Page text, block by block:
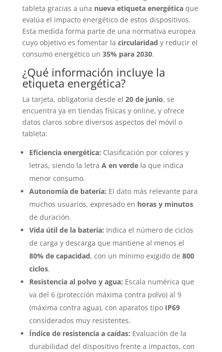
tableta gracias a una nueva etiqueta energéticaque
evalúa el impacto energético de estos dispositivos.
Esta medida forma parte de una normativa europea
cuyo objetivo es fomentar la circularidad y reducir el
consumo energético un 35% para 2030.
¿Qué información incluye la
etiqueta energética?
La tarjeta, obligatoria desde el 20 de junio, se
encuentra ya en tiendas físicas y online, y ofrece
datos claros sobre diversos aspectos del móvil o
tableta:
Eficiencia energética: Clasificación por colores y
letras, siendo la letra A en verdela que indica
menor consumo.
Autonomía de batería: El dato más relevante para
muchos usuarios, expresado en horas y minutos
de duración.
Vida útil de la batería: Indica el número de ciclos
de carga y descarga que mantiene al menos el
80% de capacidad, con un mínimo exigido de 800
ciclos.
Resistencia al polvo y agua: Escala numérica que
va del 6 (protección máxima contra polvo) al 9
(máxima contra agua), con aparatos tipo IP69
considerados muy resistentes.
Índice de resistencia a caídas: Evaluación de la
durabilidad del dispositivo frente a impactos, con